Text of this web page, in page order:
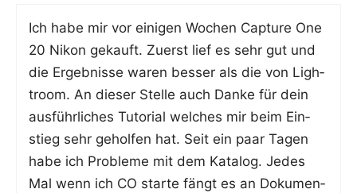
Ich habe mir vor eini­gen Wochen Cap­tu­re One
20 Nikon gekauft. Zuerst lief es sehr gut und
die Ergeb­nis­se waren bes­ser als die von Ligh­
t­room. An die­ser Stel­le auch Dan­ke für dein
aus­führ­li­ches Tuto­ri­al wel­ches mir beim Ein­
stieg sehr gehol­fen hat. Seit ein paar Tagen
habe ich Pro­ble­me mit dem Kata­log. Jedes
Mal wenn ich CO star­te fängt es an Doku­men­